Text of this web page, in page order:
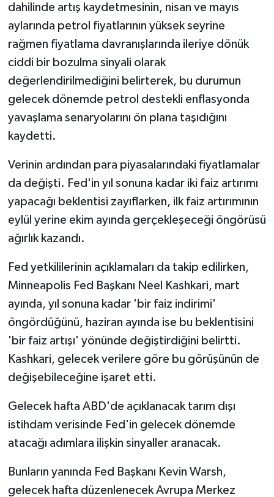
dahilinde artış kaydetmesinin, nisan ve mayıs
aylarında petrol fiyatlarının yüksek seyrine
rağmen fiyatlama davranışlarında ileriye dönük
ciddi bir bozulma sinyali olarak
değerlendirilmediğini belirterek, bu durumun
gelecek dönemde petrol destekli enflasyonda
yavaşlama senaryolarını ön plana taşıdığını
kaydetti.
Verinin ardından para piyasalarındaki fiyatlamalar
da değişti. Fed'in yıl sonuna kadar iki faiz artırımı
yapacağı beklentisi zayıflarken, ilk faiz artırımının
eylül yerine ekim ayında gerçekleşeceği öngörüsü
ağırlık kazandı.
Fed yetkililerinin açıklamaları da takip edilirken,
Minneapolis Fed Başkanı Neel Kashkari, mart
ayında, yıl sonuna kadar 'bir faiz indirimi'
öngördüğünü, haziran ayında ise bu beklentisini
'bir faiz artışı' yönünde değiştirdiğini belirtti.
Kashkari, gelecek verilere göre bu görüşünün de
değişebileceğine işaret etti.
Gelecek hafta ABD'de açıklanacak tarım dışı
istihdam verisinde Fed'in gelecek dönemde
atacağı adımlara ilişkin sinyaller aranacak.
Bunların yanında Fed Başkanı Kevin Warsh,
gelecek hafta düzenlenecek Avrupa Merkez